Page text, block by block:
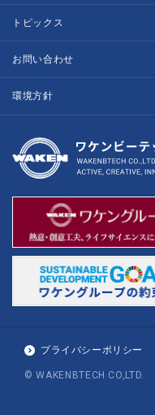
トピックス
お問い合わせ
環境方針
プライバシーポリシー
© WAKENBTECH CO,LTD.